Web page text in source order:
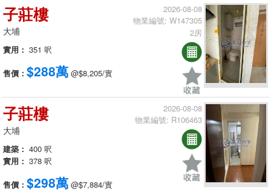
子莊樓
大埔
實用： 351 呎
售價： $288萬 @$8,205/實
2026-08-08
物業編號: W147305
2房
子莊樓
大埔
建築： 400 呎
實用： 378 呎
售價： $298萬 @$7,884/實
2026-08-08
物業編號: R106463